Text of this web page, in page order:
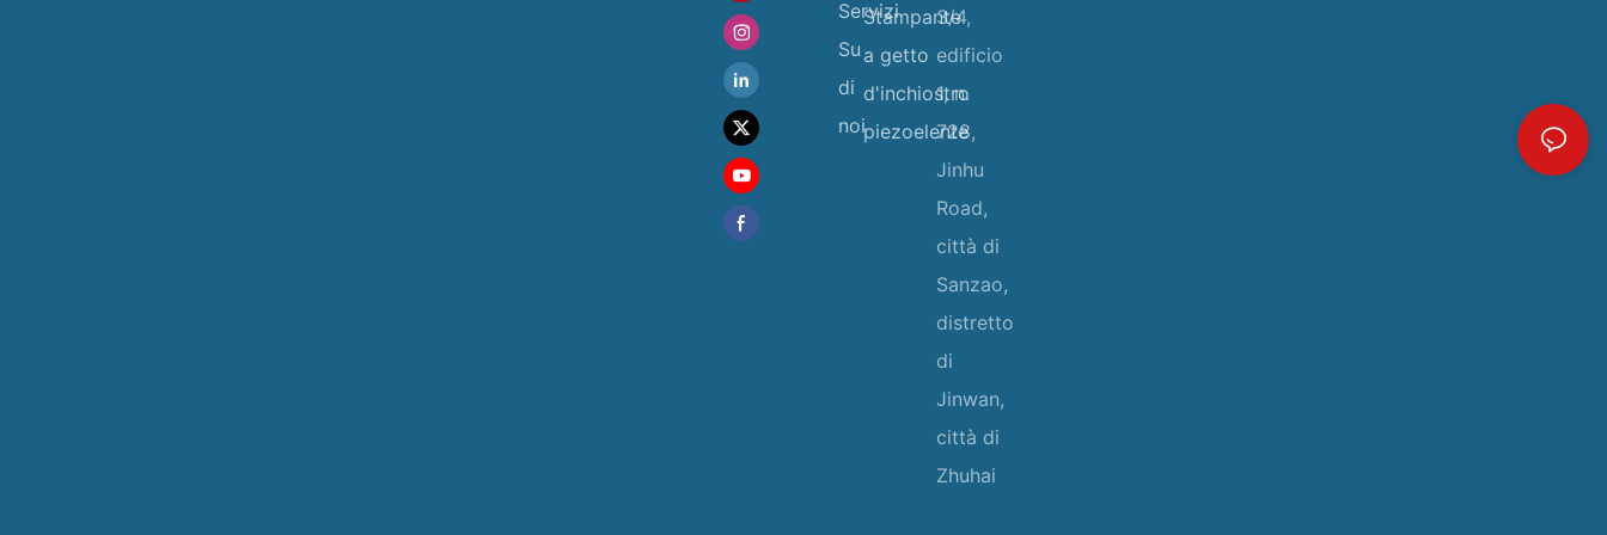
Servizi
Su
di
noi
Stampante
a getto
d'inchiostro
piezoelente
3/4,
edificio
1, n.
728,
Jinhu
Road,
città di
Sanzao,
distretto
di
Jinwan,
città di
Zhuhai